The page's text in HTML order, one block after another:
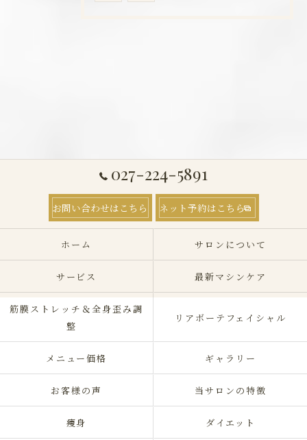
027-224-5891
お問い合わせはこちら ネット予約はこちら
ホーム サロンについて
サービス 最新マシンケア
筋膜ストレッチ＆全身歪み調
整
リアボーテフェイシャル
メニュー価格 ギャラリー
お客様の声 当サロンの特徴
痩身 ダイエット